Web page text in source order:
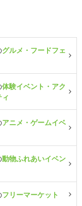
グルメ・フードフェ
体験イベント・アク
アニメ・ゲームイベ
動物ふれあいイベン
フリーマーケット